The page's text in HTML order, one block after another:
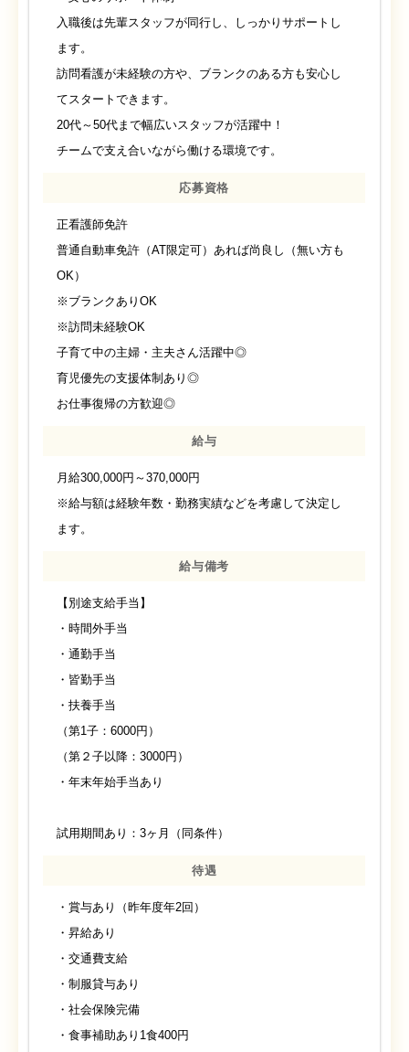
入職後は先輩スタッフが同行し、しっかりサポートし
ます。
訪問看護が未経験の方や、ブランクのある方も安心し
てスタートできます。
20代～50代まで幅広いスタッフが活躍中！
チームで支え合いながら働ける環境です。
応募資格
正看護師免許
普通自動車免許（AT限定可）あれば尚良し（無い方も
OK）
※ブランクありOK
※訪問未経験OK
子育て中の主婦・主夫さん活躍中◎
育児優先の支援体制あり◎
お仕事復帰の方歓迎◎
給与
月給300,000円～370,000円
※給与額は経験年数・勤務実績などを考慮して決定し
ます。
給与備考
【別途支給手当】
・時間外手当
・通勤手当
・皆勤手当
・扶養手当
（第1子：6000円）
（第２子以降：3000円）
・年末年始手当あり
試用期間あり：3ヶ月（同条件）
待遇
・賞与あり（昨年度年2回）
・昇給あり
・交通費支給
・制服貸与あり
・社会保険完備
・食事補助あり1食400円